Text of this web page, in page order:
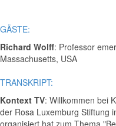
GÄSTE:
Richard Wolff: Professor
Massachusetts, USA
TRANSKRIPT:
Kontext TV: Willkommen bei
der Rosa Luxemburg Stiftung
organisiert hat zum Thema